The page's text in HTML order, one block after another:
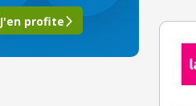
J'en profite